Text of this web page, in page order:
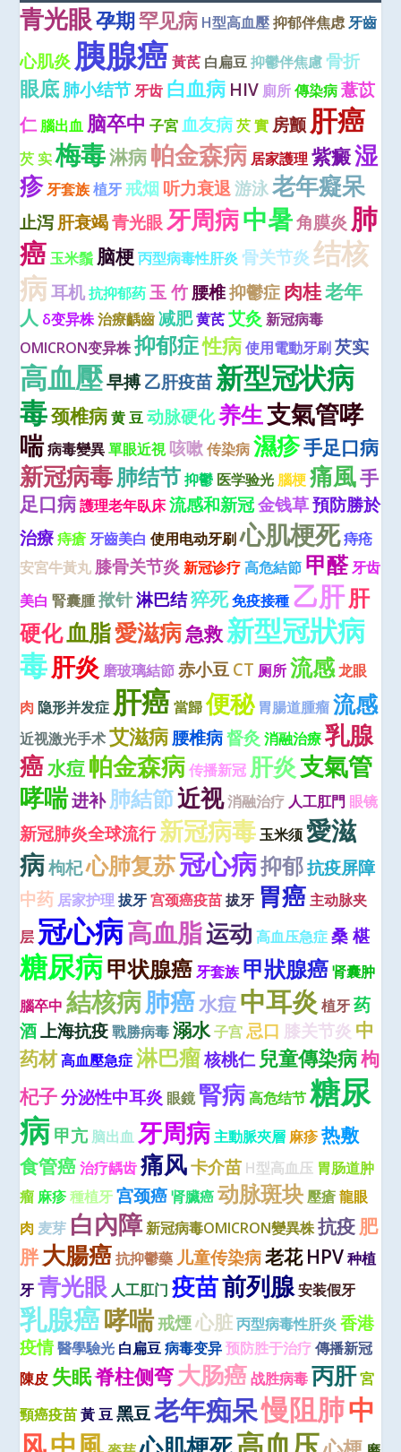
青光眼孕期罕见病 H型高血壓 抑郁伴焦虑牙齒
心肌炎 胰腺癌 黃芪 白扁豆 抑鬱伴焦慮 骨折
眼底肺小结节 牙齿 白血病 HIV 廁所 傳染病 薏苡
仁 腦出血 脑卒中 子宮 血友病 芡 實 房颤 肝癌
芡 实 梅毒淋病帕金森病 居家護理 紫癜湿
疹牙套族 植牙 戒烟 听力衰退游泳老年癡呆
止泻肝衰竭青光眼 牙周病中暑角膜炎 肺
癌 玉米鬚 脑梗 丙型病毒性肝炎 骨关节炎 结核
病 耳机抗抑郁药 玉 竹腰椎抑鬱症肉桂老年
人 δ变异株治療齲齒 减肥黄芪 艾灸 新冠病毒
OMICRON变异株抑郁症性病 使用電動牙刷 芡实
高血壓早搏乙肝疫苗新型冠状病
毒颈椎病 黄 豆 动脉硬化养生支氣管哮
喘病毒變異 單眼近視 咳嗽 传染病 濕疹手足口病
新冠病毒肺结节 抑鬱 医学验光 腦梗 痛風手
足口病 護理老年臥床流感和新冠金钱草預防勝於
治療 痔瘡 牙齒美白 使用电动牙刷 心肌梗死痔疮
安宮牛黃丸 膝骨关节炎 新冠诊疗 高危結節 甲醛牙齿
美白 腎囊腫揿针淋巴结猝死免疫接種 乙肝肝
硬化血脂愛滋病急救新型冠狀病
毒肝炎 磨玻璃結節 赤小豆CT 厕所 流感龙眼
肉 隐形并发症 肝癌 當歸 便秘 胃腸道腫瘤 流感
近视激光手术 艾滋病腰椎病督灸 消融治療 乳腺
癌水痘帕金森病 传播新冠 肝炎支氣管
哮喘进补肺結節近视消融治疗 人工肛門 眼镜
新冠肺炎全球流行新冠病毒 玉米须 愛滋
病枸杞心肺复苏冠心病抑郁抗疫屏障
中药 居家护理 拔牙 宫颈癌疫苗 拔牙 胃癌 主动脉夹
层 冠心病高血脂运动 高血压急症 桑 椹
糖尿病甲状腺癌 牙套族 甲狀腺癌 肾囊肿
腦卒中 結核病肺癌水痘中耳炎 植牙 药
酒上海抗疫 戰勝病毒 溺水子宫 忌口 膝关节炎 中
药材高血壓急症 淋巴瘤核桃仁 兒童傳染病枸
杞子分泌性中耳炎 眼鏡 腎病 高危结节 糖尿
病甲亢 脑出血 牙周病 主動脈夾層 麻疹热敷
食管癌 治疗龋齿 痛风卡介苗 H型高血压 胃肠道肿
瘤 麻疹種植牙 宫颈癌 肾臟癌 动脉斑块 壓瘡 龍眼
肉 麦芽 白內障新冠病毒OMICRON變異株抗疫肥
胖大腸癌 抗抑鬱藥 儿童传染病老花HPV 种植
牙 青光眼 人工肛门 疫苗前列腺安装假牙
乳腺癌哮喘戒煙心脏 丙型病毒性肝炎 香港
疫情醫學驗光 白扁豆 病毒变异 预防胜于治疗 傳播新冠
陳皮 失眠脊柱侧弯大肠癌 战胜病毒 丙肝宮
頸癌疫苗 黃 豆 黑豆老年痴呆慢阻肺中